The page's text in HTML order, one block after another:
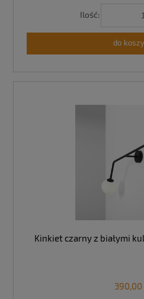
Ilość:
do
Kinkiet czarny z białymi
390,00